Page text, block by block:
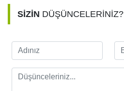
SİZİN DÜŞÜNCELERİNİZ?